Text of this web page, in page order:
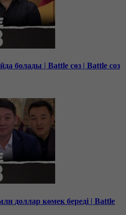
болады | Battle сөз | Battle соз
доллар көмек береді | Battle